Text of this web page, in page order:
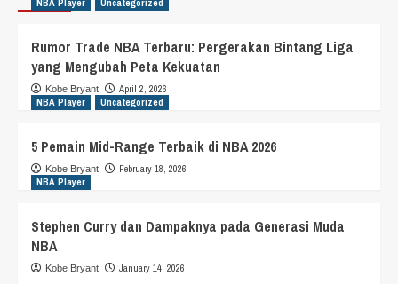
NBA Player Uncategorized
Rumor Trade NBA Terbaru: Pergerakan Bintang Liga
yang Mengubah Peta Kekuatan
Kobe Bryant
April 2, 2026
NBA Player
Uncategorized
5 Pemain Mid-Range Terbaik di NBA 2026
Kobe Bryant
February 18, 2026
NBA Player
Stephen Curry dan Dampaknya pada Generasi Muda
NBA
Kobe Bryant January 14, 2026